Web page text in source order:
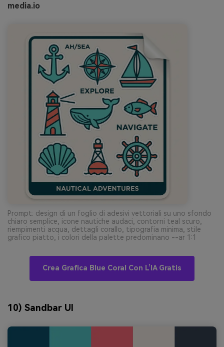
media.io
Prompt: design di un foglio di adesivi vettoriali su uno sfondo
chiaro semplice, icone nautiche audaci, contorni teal scuro,
riempimenti acqua, dettagli corallo, tipografia minima, stile
grafico piatto, i colori della palette predominano --ar 1:1
Crea Grafica Blue Coral Con L’IA Gratis
10) Sandbar UI